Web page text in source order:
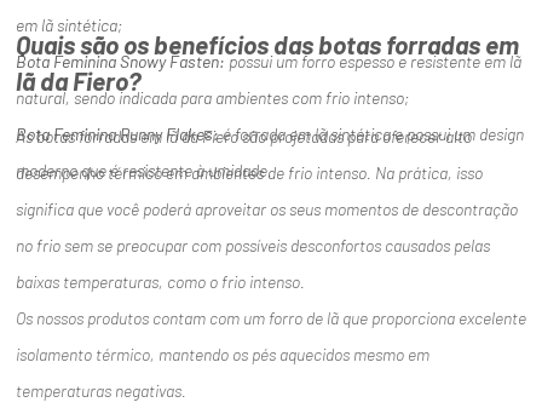
em lã sintética;
Bota Feminina Snowy Fasten:possui um forro espesso e resistente em lã
natural, sendo indicada para ambientes com frio intenso;
Bota Feminina Runny Flakes:é forrada em lã sintética e possui um design
moderno que é resistente à umidade.
Quais são os benefícios das botas forradas em
lã da Fiero?
As botas forradas em lã da Fiero são projetadas para oferecer alto
desempenho térmico em ambientes de frio intenso. Na prática, isso
significa que você poderá aproveitar os seus momentos de descontração
no frio sem se preocupar com possíveis desconfortos causados pelas
baixas temperaturas, como o frio intenso.
Os nossos produtos contam com um forro de lã que proporciona excelente
isolamento térmico, mantendo os pés aquecidos mesmo em
temperaturas negativas.